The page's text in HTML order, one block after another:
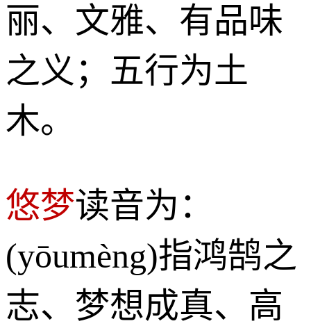
丽、文雅、有品味
之义；五行为土
木。
悠梦读音为：
(yōumèng)指鸿鹄之
志、梦想成真、高